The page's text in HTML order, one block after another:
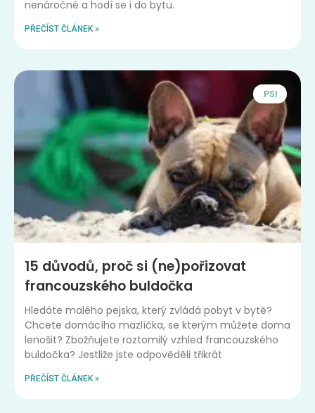
nenáročné a hodí se i do bytu.
PŘEČÍST ČLÁNEK »
PSI
15 důvodů, proč si (ne)pořizovat
francouzského buldočka
Hledáte malého pejska, který zvládá pobyt v bytě?
Chcete domácího mazlíčka, se kterým můžete doma
lenošit? Zbožňujete roztomilý vzhled francouzského
buldočka? Jestliže jste odpověděli třikrát
PŘEČÍST ČLÁNEK »